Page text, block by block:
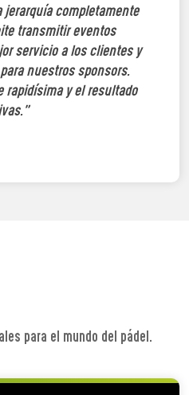
jerarquía completamente
transmitir eventos
servicio a los clientes y
nuestros sponsors.
rapidísima y el resultado
para el mundo del pádel.